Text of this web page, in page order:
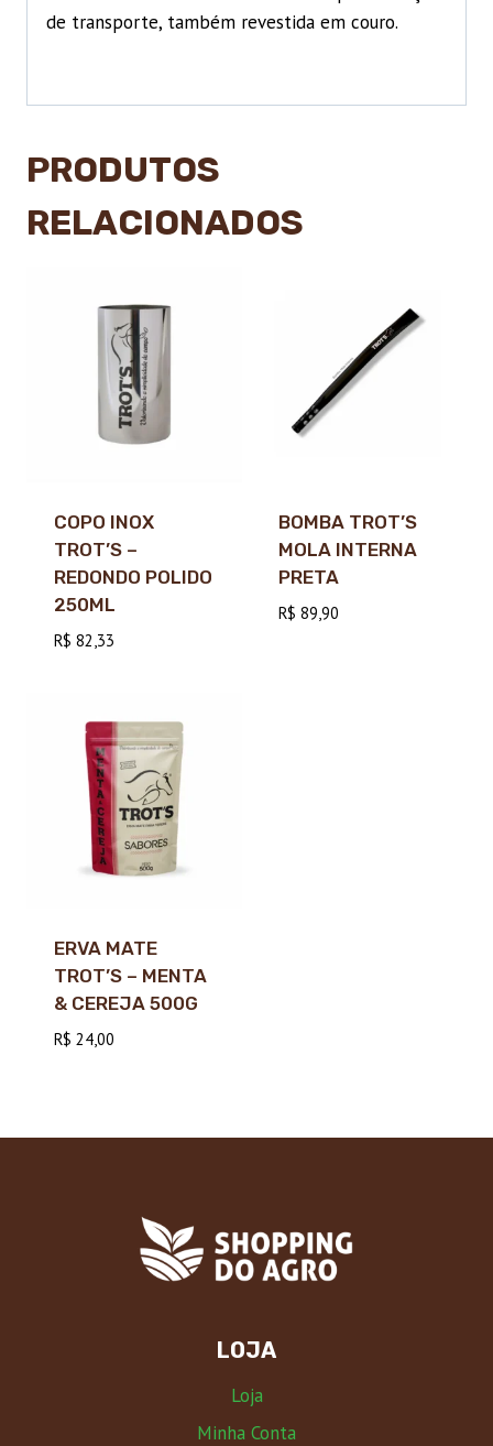
de transporte, também revestida em couro.
PRODUTOS
RELACIONADOS
COPO INOX
TROT’S –
REDONDO POLIDO
250ML
R$ 82,33
BOMBA TROT’S
MOLA INTERNA
PRETA
R$ 89,90
ERVA MATE
TROT’S – MENTA
& CEREJA 500G
R$ 24,00
LOJA
Loja
Minha Conta